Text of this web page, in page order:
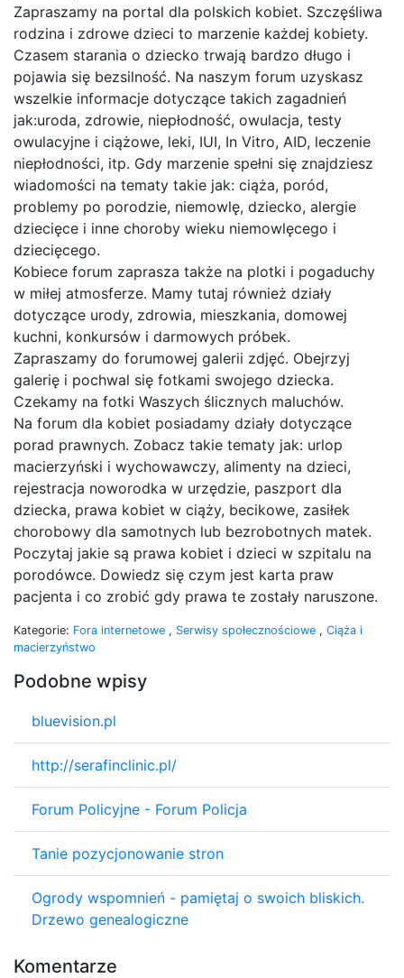
Zapraszamy na portal dla polskich kobiet. Szczęśliwa
rodzina i zdrowe dzieci to marzenie każdej kobiety.
Czasem starania o dziecko trwają bardzo długo i
pojawia się bezsilność. Na naszym forum uzyskasz
wszelkie informacje dotyczące takich zagadnień
jak:uroda, zdrowie, niepłodność, owulacja, testy
owulacyjne i ciążowe, leki, IUI, In Vitro, AID, leczenie
niepłodności, itp. Gdy marzenie spełni się znajdziesz
wiadomości na tematy takie jak: ciąża, poród,
problemy po porodzie, niemowlę, dziecko, alergie
dziecięce i inne choroby wieku niemowlęcego i
dziecięcego.
Kobiece forum zaprasza także na plotki i pogaduchy
w miłej atmosferze. Mamy tutaj również działy
dotyczące urody, zdrowia, mieszkania, domowej
kuchni, konkursów i darmowych próbek.
Zapraszamy do forumowej galerii zdjęć. Obejrzyj
galerię i pochwal się fotkami swojego dziecka.
Czekamy na fotki Waszych ślicznych maluchów.
Na forum dla kobiet posiadamy działy dotyczące
porad prawnych. Zobacz takie tematy jak: urlop
macierzyński i wychowawczy, alimenty na dzieci,
rejestracja noworodka w urzędzie, paszport dla
dziecka, prawa kobiet w ciąży, becikowe, zasiłek
chorobowy dla samotnych lub bezrobotnych matek.
Poczytaj jakie są prawa kobiet i dzieci w szpitalu na
porodówce. Dowiedz się czym jest karta praw
pacjenta i co zrobić gdy prawa te zostały naruszone.
Kategorie: Fora internetowe , Serwisy społecznościowe , Ciąża i
macierzyństwo
Podobne wpisy
bluevision.pl
http://serafinclinic.pl/
Forum Policyjne - Forum Policja
Tanie pozycjonowanie stron
Ogrody wspomnień - pamiętaj o swoich bliskich.
Drzewo genealogiczne
Komentarze